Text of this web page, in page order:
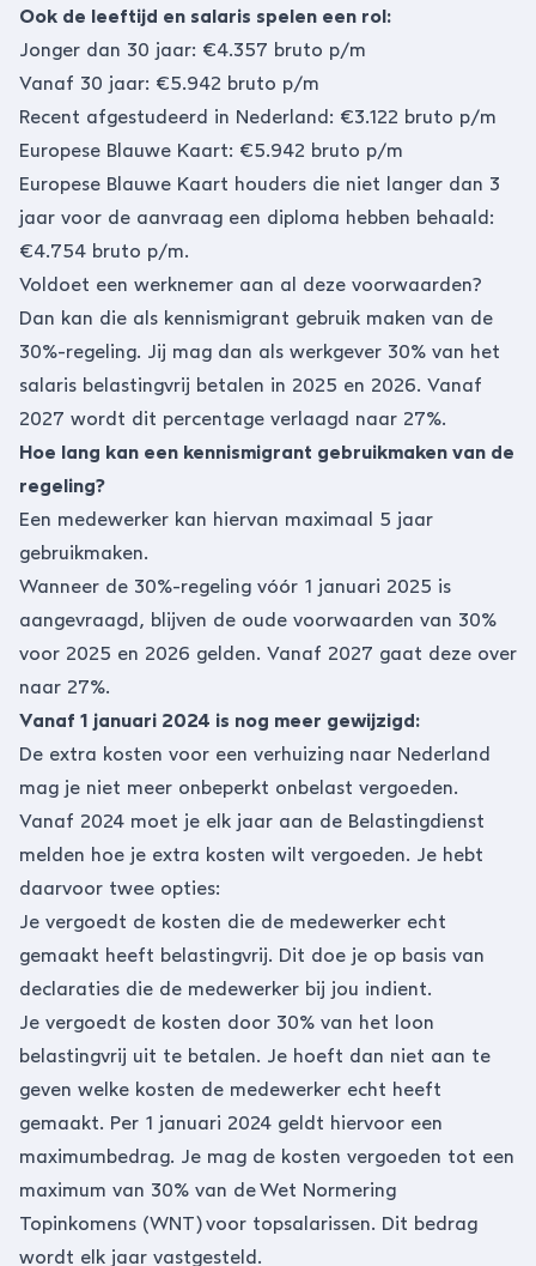
Ook de leeftijd en salaris spelen een rol:
Jonger dan 30 jaar: €4.357 bruto p/m
Vanaf 30 jaar: €5.942 bruto p/m
Recent afgestudeerd in Nederland: €3.122 bruto p/m
Europese Blauwe Kaart: €5.942 bruto p/m
Europese Blauwe Kaart houders die niet langer dan 3
jaar voor de aanvraag een diploma hebben behaald:
€4.754 bruto p/m.
Voldoet een werknemer aan al deze voorwaarden?
Dan kan die als kennismigrant gebruik maken van de
30%-regeling. Jij mag dan als werkgever 30% van het
salaris belastingvrij betalen in 2025 en 2026. Vanaf
2027 wordt dit percentage verlaagd naar 27%.
Hoe lang kan een kennismigrant gebruikmaken van de
regeling?
Een medewerker kan hiervan maximaal 5 jaar
gebruikmaken.
Wanneer de 30%-regeling vóór 1 januari 2025 is
aangevraagd, blijven de oude voorwaarden van 30%
voor 2025 en 2026 gelden. Vanaf 2027 gaat deze over
naar 27%.
Vanaf 1 januari 2024 is nog meer gewijzigd:
De extra kosten voor een verhuizing naar Nederland
mag je niet meer onbeperkt onbelast vergoeden.
Vanaf 2024 moet je elk jaar aan de Belastingdienst
melden hoe je extra kosten wilt vergoeden. Je hebt
daarvoor twee opties:
Je vergoedt de kosten die de medewerker echt
gemaakt heeft belastingvrij. Dit doe je op basis van
declaraties die de medewerker bij jou indient.
Je vergoedt de kosten door 30% van het loon
belastingvrij uit te betalen. Je hoeft dan niet aan te
geven welke kosten de medewerker echt heeft
gemaakt. Per 1 januari 2024 geldt hiervoor een
maximumbedrag. Je mag de kosten vergoeden tot een
maximum van 30% van deWet Normering
Topinkomens (WNT)voor topsalarissen. Dit bedrag
wordt elk jaar vastgesteld.